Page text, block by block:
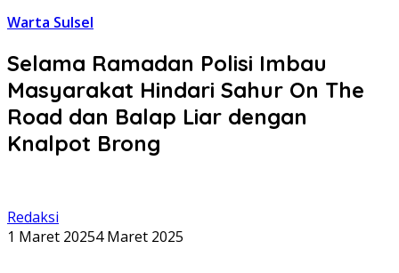
Warta Sulsel
Selama Ramadan Polisi Imbau
Masyarakat Hindari Sahur On The
Road dan Balap Liar dengan
Knalpot Brong
Redaksi
1 Maret 20254 Maret 2025